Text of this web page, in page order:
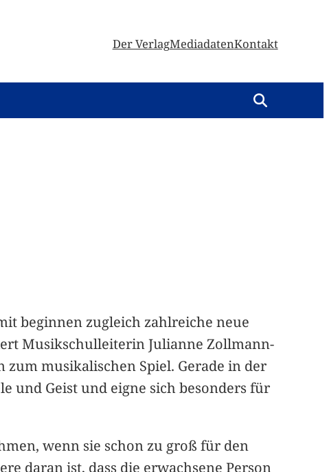
Der VerlagMediadatenKontakt
beginnen zugleich zahlreiche neue
Musikschulleiterin Julianne Zollmann-
musikalischen Spiel. Gerade in der
und Geist und eigne sich besonders für
wenn sie schon zu groß für den
daran ist, dass die erwachsene Person